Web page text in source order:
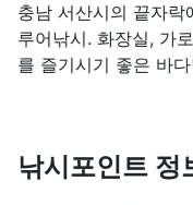
충남 서산시의 끝자락
루어낚시. 화장실, 가
를 즐기시기 좋은 바
낚시포인트 정